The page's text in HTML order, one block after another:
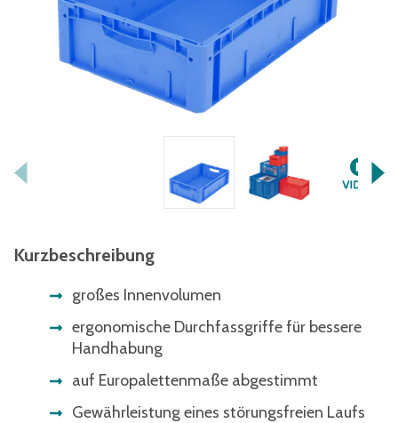
Kurzbeschreibung
großes Innenvolumen
ergonomische Durchfassgriffe für bessere
Handhabung
auf Europalettenmaße abgestimmt
Gewährleistung eines störungsfreien Laufs